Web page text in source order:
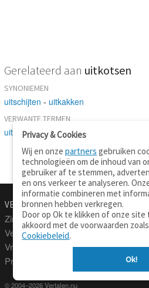
Gerelateerd aan uitkotsen
SYNONIEMEN
uitschijten - uitkakken
VERWANTE TERMEN
uitspugen-afkeren
VERTALEN.NU
Zinnen vertalen
Verklarend woordenboek
Vraagbaak
Professionele vertaling
© 2004–2026 Vertalen.nu
Privacy & Cookies
Wij en onzepartners gebruiken
technologieën om de inhoud van
gebruiker af te stemmen,
en ons verkeer te analyseren.
informatie combineren met
bronnen hebben verkregen.
Door op Ok te klikken of onze site
akkoord met de voorwaarden
Cookiebeleid.
Ok!